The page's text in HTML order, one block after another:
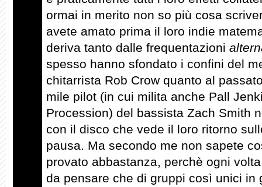
ormai in merito non so più cosa
avete amato prima il loro indie
deriva tanto dalle frequentazioni
spesso hanno sfondato i confini del
chitarrista Rob Crow quanto al
mile pilot (in cui milita anche Pall
Procession) del bassista Zach Smith
con il disco che vede il loro ritorno
pausa. Ma secondo me non sapete
provato abbastanza, perchè ogni
da pensare che di gruppi così unici in